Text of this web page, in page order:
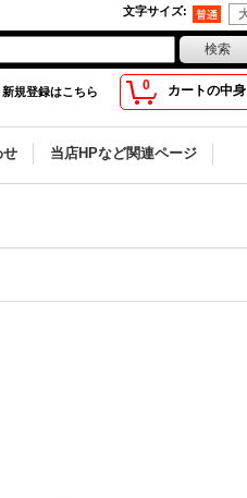
文字サイズ:
0 カートの中身
新規登録はこちら
せ 当店HPなど関連ページ